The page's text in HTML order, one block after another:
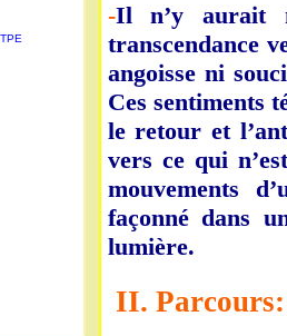
-Il n’y aurait
transcendance
angoisse ni
Ces sentiments
le retour et
vers ce qui
mouvements
façonné dans
lumière.
II.